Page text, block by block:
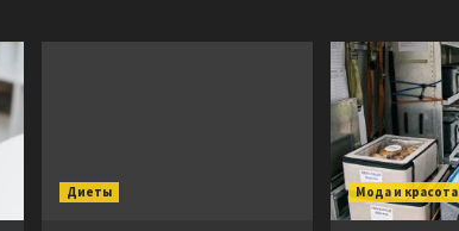
Диеты Мода и красота